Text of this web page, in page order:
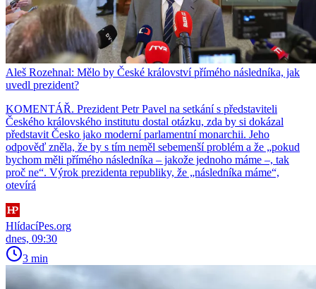
Aleš Rozehnal: Mělo by České království přímého následníka, jak
uvedl prezident?
KOMENTÁŘ. Prezident Petr Pavel na setkání s představiteli
Českého královského institutu dostal otázku, zda by si dokázal
představit Česko jako moderní parlamentní monarchii. Jeho
odpověď zněla, že by s tím neměl sebemenší problém a že „pokud
bychom měli přímého následníka – jakože jednoho máme –, tak
proč ne“. Výrok prezidenta republiky, že „následníka máme“,
otevírá
HlídacíPes.org
dnes, 09:30
3 min